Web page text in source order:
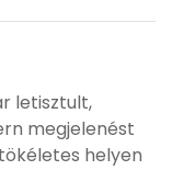
letisztult,
megjelenést
helyen